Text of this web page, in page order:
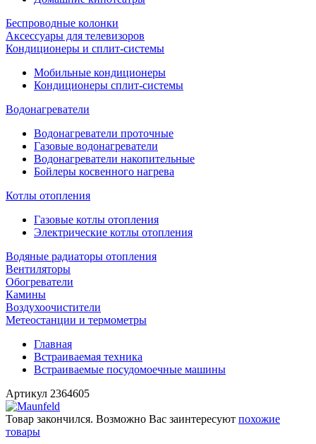
Беспроводные колонки
Аксессуары для телевизоров
Кондиционеры и сплит-системы
Мобильные кондиционеры
Кондиционеры сплит-системы
Водонагреватели
Водонагреватели проточные
Газовые водонагреватели
Водонагреватели накопительные
Бойлеры косвенного нагрева
Котлы отопления
Газовые котлы отопления
Электрические котлы отопления
Водяные радиаторы отопления
Вентиляторы
Обогреватели
Камины
Воздухоочистители
Метеостанции и термометры
Главная
Встраиваемая техника
Встраиваемые посудомоечные машины
Артикул 2364605
Товар закончился. Возможно Вас заинтересуют похожие
товары